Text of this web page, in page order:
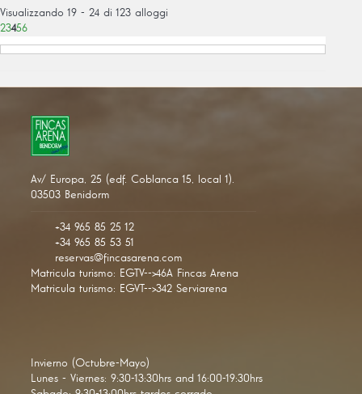
Visualizzando 19 - 24 di 123 alloggi
23456
Av/ Europa, 25 (edf. Coblanca 15, local 1).
03503 Benidorm
+34 965 85 25 12
+34 965 85 53 51
reservas@fincasarena.com
Matricula turismo: EGTV-->46A Fincas Arena
Matricula turismo: EGVT-->342 Serviarena
Invierno (Octubre-Mayo)
Lunes - Viernes: 9:30-13:30hrs and 16:00-19:30hrs